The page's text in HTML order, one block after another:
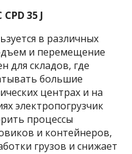
35 J
в различных
и перемещение
для складов, где
большие
центрах и на
электропогрузчик
процессы
и контейнеров,
грузов и снижает